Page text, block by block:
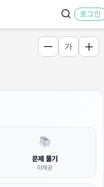
로그인
가
📚
문제 풀기
미제공